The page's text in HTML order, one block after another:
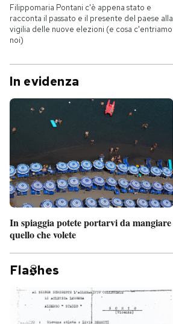
Filippomaria Pontani c'è appena stato e
racconta il passato e il presente del paese alla
vigilia delle nuove elezioni (e cosa c'entriamo
noi)
In evidenza
In spiaggia potete portarvi da mangiare
quello che volete
Fla hes